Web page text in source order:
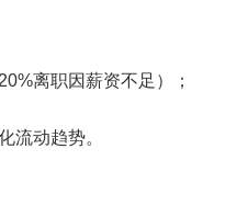
离职因薪资不足）‌；
流动趋势‌。